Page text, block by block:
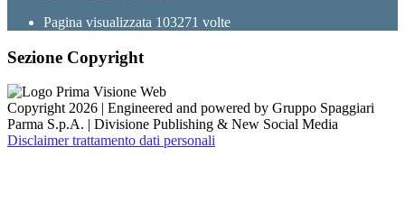
Pagina visualizzata 103271 volte
Sezione Copyright
Copyright 2026 | Engineered and powered by Gruppo Spaggiari
Parma S.p.A. | Divisione Publishing & New Social Media
Disclaimer trattamento dati personali